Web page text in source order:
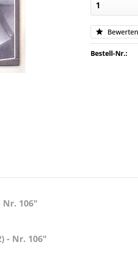
Bewerten
Bestell-Nr.:
106"
- Nr. 106"